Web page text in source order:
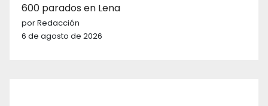
600 parados en Lena
por Redacción
6 de agosto de 2026